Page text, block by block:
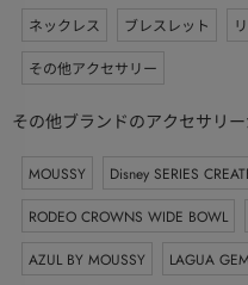
ネックレス ブレスレット
その他アクセサリー
その他ブランドのアクセサリ
MOUSSY Disney SERIES
RODEO CROWNS WIDE BOWL
AZUL BY MOUSSY
LAGUA GEM